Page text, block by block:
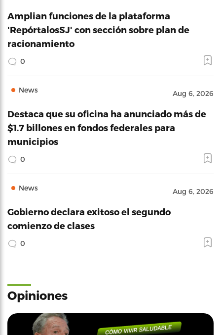
Amplian funciones de la plataforma
'RepórtalosSJ' con sección sobre plan de
racionamiento
0
News Aug 6, 2026
Destaca que su oficina ha anunciado más de
$1.7 billones en fondos federales para
municipios
0
News Aug 6, 2026
Gobierno declara exitoso el segundo
comienzo de clases
0
Opiniones